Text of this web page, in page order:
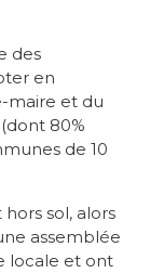
des
en
maire et du
80%
de 10
sol, alors
assemblée
locale et ont